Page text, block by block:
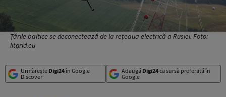
Țările baltice se deconectează de la rețeaua electrică a Rusiei. Foto:
litgrid.eu
Urmărește Digi24în Google
Discover
Adaugă Digi24ca sursă preferată în
Google